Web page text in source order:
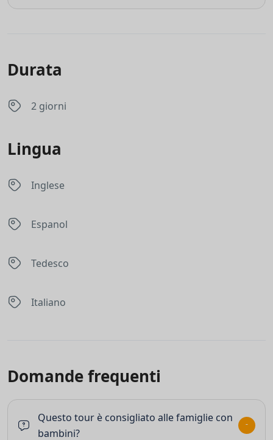
Durata
2 giorni
Lingua
Inglese
Espanol
Tedesco
Italiano
Domande frequenti
Questo tour è consigliato alle famiglie con
bambini?